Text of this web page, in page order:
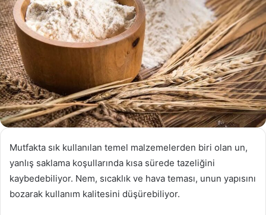
Mutfakta sık kullanılan temel malzemelerden biri olan un,
yanlış saklama koşullarında kısa sürede tazeliğini
kaybedebiliyor. Nem, sıcaklık ve hava teması, unun yapısını
bozarak kullanım kalitesini düşürebiliyor.